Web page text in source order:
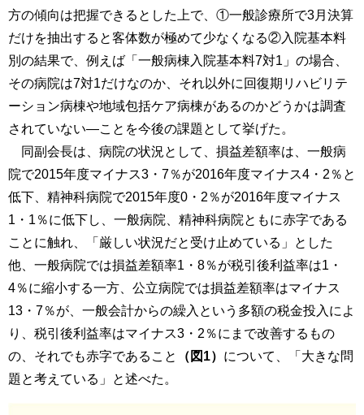
方の傾向は把握できるとした上で、①一般診療所で3月決算
だけを抽出すると客体数が極めて少なくなる②入院基本料
別の結果で、例えば「一般病棟入院基本料7対1」の場合、
その病院は7対1だけなのか、それ以外に回復期リハビリテ
ーション病棟や地域包括ケア病棟があるのかどうかは調査
されていない―ことを今後の課題として挙げた。
同副会長は、病院の状況として、損益差額率は、一般病
院で2015年度マイナス3・7％が2016年度マイナス4・2％と
低下、精神科病院で2015年度0・2％が2016年度マイナス
1・1％に低下し、一般病院、精神科病院ともに赤字である
ことに触れ、「厳しい状況だと受け止めている」とした
他、一般病院では損益差額率1・8％が税引後利益率は1・
4％に縮小する一方、公立病院では損益差額率はマイナス
13・7％が、一般会計からの繰入という多額の税金投入によ
り、税引後利益率はマイナス3・2％にまで改善するもの
の、それでも赤字であること
（図1） について、「大きな問
題と考えている」と述べた。